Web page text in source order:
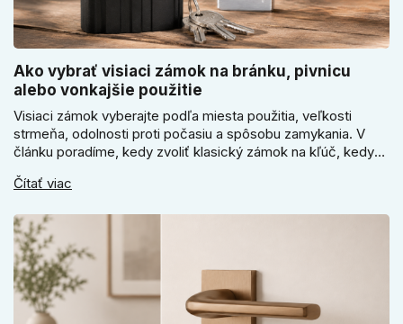
Ako vybrať visiaci zámok na bránku, pivnicu
alebo vonkajšie použitie
Visiaci zámok vyberajte podľa miesta použitia, veľkosti
strmeňa, odolnosti proti počasiu a spôsobu zamykania. V
článku poradíme, kedy zvoliť klasický zámok na kľúč, kedy
sa pri bránke, pivnici alebo záhradnom domčeku neoplatí
Čítať viac